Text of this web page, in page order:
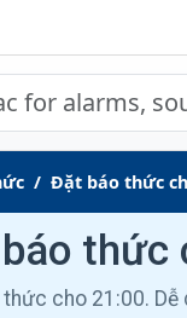
Đặt báo thức
thức
cho 21:00. Dễ